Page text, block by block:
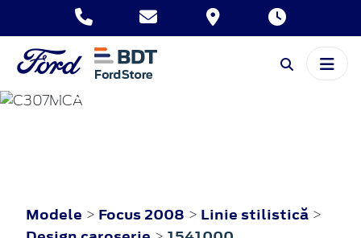
FOCUS
Modele > Focus 2008 > Linie stilistică >